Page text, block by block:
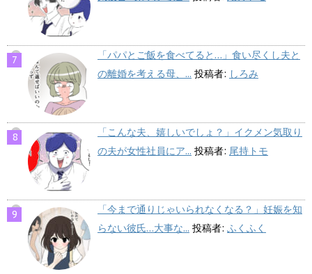
「パパとご飯を食べてると…」食い尽くし夫と
の離婚を考える母、... 投稿者: しろみ
「こんな夫、嬉しいでしょ？」イクメン気取り
の夫が女性社員にア... 投稿者: 尾持トモ
「今まで通りじゃいられなくなる？」妊娠を知
らない彼氏…大事な... 投稿者: ふくふく